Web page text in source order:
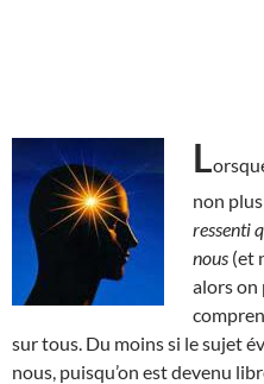
L
non plus
ressenti
nous (et
alors
sur tous. Du moins si le sujet
nous, puisqu’on est devenu